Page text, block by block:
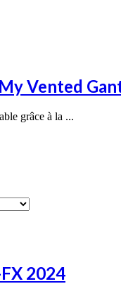
Vented
grâce à la ...
2024